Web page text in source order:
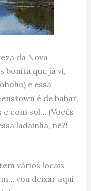
da Nova
bonita que já vi,
e essa
é de babar,
com sol… (Vocês
ladainha, né?!
vários locais
vou deixar aqui